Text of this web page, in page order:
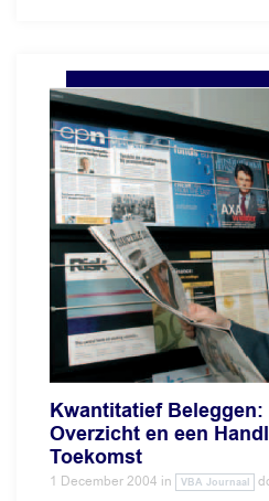
Kwantitatief
Overzicht en een
Toekomst
1 December 2004 in VBA Journaal